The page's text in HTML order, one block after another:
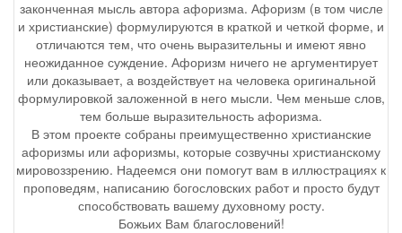
законченная мысль автора афоризма. Афоризм (в том числе
и христианские) формулируются в краткой и четкой форме, и
отличаются тем, что очень выразительны и имеют явно
неожиданное суждение. Афоризм ничего не аргументирует
или доказывает, а воздействует на человека оригинальной
формулировкой заложенной в него мысли. Чем меньше слов,
тем больше выразительность афоризма.
В этом проекте собраны преимущественно христианские
афоризмы или афоризмы, которые созвучны христианскому
мировоззрению. Надеемся они помогут вам в иллюстрациях к
проповедям, написанию богословских работ и просто будут
способствовать вашему духовному росту.
Божьих Вам благословений!